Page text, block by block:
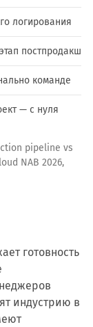
логирования
команде
— с нуля
pipeline vs
NAB 2026,
готовность
индустрию в